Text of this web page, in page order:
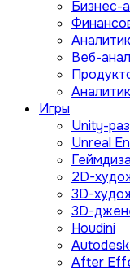
Бизнес-
Веб-
Игры
Unity-
Unreal
2D-
3D-
3D-
Houdini
After